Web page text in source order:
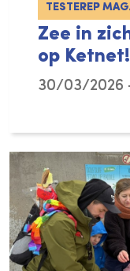
TESTEREP
Zee in
op Ketnet!
30/03/2026